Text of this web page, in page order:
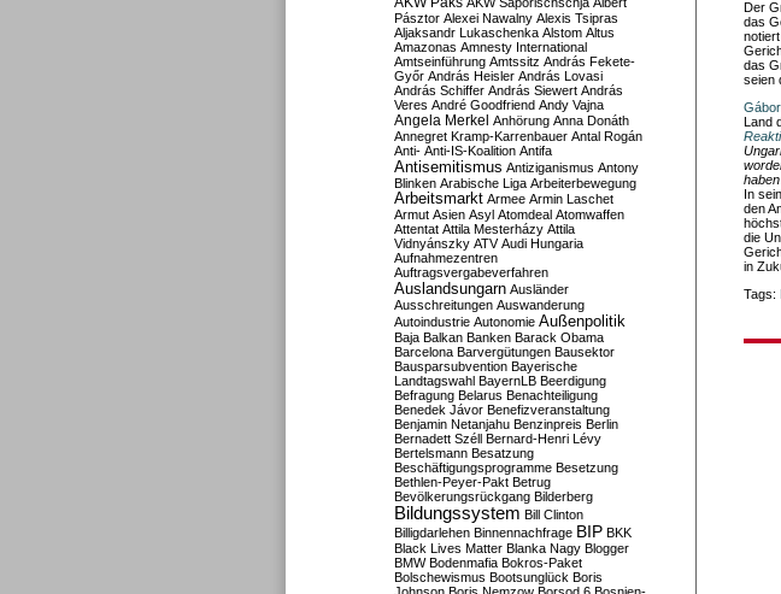
Der
das
das
seien
Land
In
den
die
in
Tags:
Pásztor Alexei Nawalny Alexis Tsipras
Aljaksandr Lukaschenka Alstom Altus
Amazonas Amnesty International
Amtseinführung Amtssitz András Fekete-
Győr András Heisler András Lovasi
András Schiffer András Siewert András
Veres André Goodfriend Andy Vajna
Angela Merkel Anhörung Anna Donáth
Annegret Kramp-Karrenbauer Antal Rogán
Anti- Anti-IS-Koalition Antifa
Antisemitismus Antiziganismus Antony
Blinken Arabische Liga Arbeiterbewegung
Arbeitsmarkt Armee Armin Laschet
Armut Asien Asyl Atomdeal Atomwaffen
Attentat Attila Mesterházy Attila
Vidnyánszky ATV Audi Hungaria
Aufnahmezentren
Auftragsvergabeverfahren
Auslandsungarn Ausländer
Ausschreitungen Auswanderung
Autoindustrie Autonomie Außenpolitik
Baja Balkan Banken Barack Obama
Barcelona Barvergütungen Bausektor
Bausparsubvention Bayerische
Landtagswahl BayernLB Beerdigung
Befragung Belarus Benachteiligung
Benedek Jávor Benefizveranstaltung
Benjamin Netanjahu Benzinpreis Berlin
Bernadett Széll Bernard-Henri Lévy
Bertelsmann Besatzung
Beschäftigungsprogramme Besetzung
Bethlen-Peyer-Pakt Betrug
Bevölkerungsrückgang Bilderberg
Bildungssystem Bill Clinton
Billigdarlehen Binnennachfrage BIP BKK
Black Lives Matter Blanka Nagy Blogger
BMW Bodenmafia Bokros-Paket
Bolschewismus Bootsunglück Boris